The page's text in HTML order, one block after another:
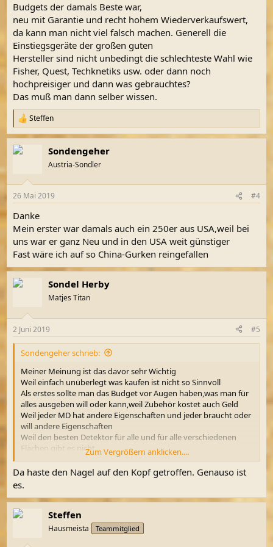
Budgets der damals Beste war,
neu mit Garantie und recht hohem Wiederverkaufswert,
da kann man nicht viel falsch machen. Generell die
Einstiegsgeräte der großen guten
Hersteller sind nicht unbedingt die schlechteste Wahl wie
Fisher, Quest, Techknetiks usw. oder dann noch
hochpreisiger und dann was gebrauchtes?
Das muß man dann selber wissen.
R
e
a
k
e
:
Steffen
Sondengeher
Austria-Sondler
26 Mai 2019 #4
Danke
Mein erster war damals auch ein 250er aus USA,weil bei
uns war er ganz Neu und in den USA weit günstiger
Fast wäre ich auf so China-Gurken reingefallen
Sondel Herby
Matjes Titan
2 Juni 2019 #5
Sondengeher schrieb:
Meiner Meinung ist das davor sehr Wichtig
Weil einfach unüberlegt was kaufen ist nicht so Sinnvoll
Als erstes sollte man das Budget vor Augen haben,was man für
alles ausgeben will oder kann,weil Zubehör kostet auch Geld
Weil jeder MD hat andere Eigenschaften und jeder braucht oder
will andere Eigenschaften
Weil den besten Detektor für alle und für alle verschiedenen
Flächen gibt es nicht
Jeder MD hat Vor und Nachtteile und kann nicht von jedem
bedient oder verstanden werden
Was will ich wo hauptsächlich finden ?
Gute Allrounder gibt es auch,aber wie gesagt, kommt es auf die
Ziele darauf an
Für mich gibt es verschiedene Preisklassen
1 bis 200 Euro
Zum Vergrößern anklicken....
Da haste den Nagel auf den Kopf getroffen. Genauso ist
es.
Steffen
Hausmeista Teammitglied